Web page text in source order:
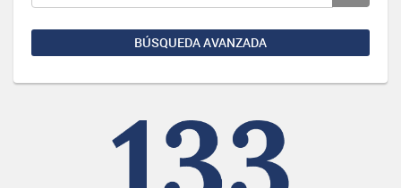
BÚSQUEDA AVANZADA